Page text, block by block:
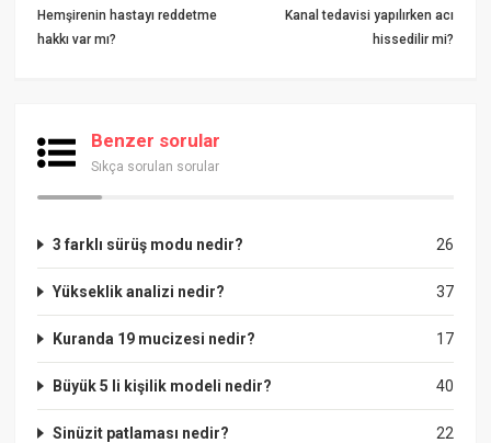
Hemşirenin hastayı reddetme
hakkı var mı?
Kanal tedavisi yapılırken acı
hissedilir mi?
Benzer sorular
Sıkça sorulan sorular
26
3 farklı sürüş modu nedir?
37
Yükseklik analizi nedir?
17
Kuranda 19 mucizesi nedir?
40
Büyük 5 li kişilik modeli nedir?
22
Sinüzit patlaması nedir?